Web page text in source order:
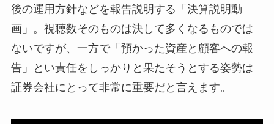
後の運用方針などを報告説明する「決算説明動
画」。視聴数そのものは決して多くなるものでは
ないですが、一方で「預かった資産と顧客への報
告」とい責任をしっかりと果たそうとする姿勢は
証券会社にとって非常に重要だと言えます。